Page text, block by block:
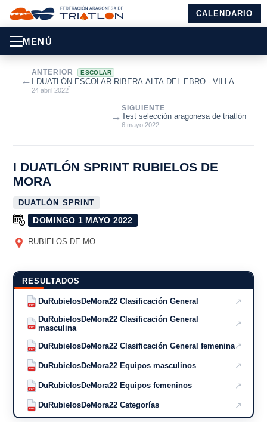
CALENDARIO
MENÚ
←
ANTERIOR ESCOLAR
I DUATLÓN ESCOLAR RIBERA ALTA DEL EBRO - VILLA
DE ALAGÓN
24 abril 2022
SIGUIENTE
Test selección aragonesa de triatlón
6 mayo 2022
→
I DUATLÓN SPRINT RUBIELOS DE
MORA
DUATLÓN SPRINT
DOMINGO 1 MAYO 2022
RUBIELOS DE MORA
RESULTADOS
PDF DuRubielosDeMora22 Clasificación General ↗
PDF
DuRubielosDeMora22 Clasificación General
masculina
↗
PDF DuRubielosDeMora22 Clasificación General femenina↗
PDF DuRubielosDeMora22 Equipos masculinos ↗
PDF DuRubielosDeMora22 Equipos femeninos ↗
PDF DuRubielosDeMora22 Categorías ↗